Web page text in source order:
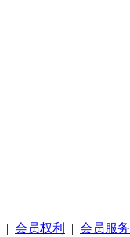
| 会员权利 | 会员服务